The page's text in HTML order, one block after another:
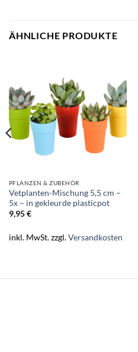
ÄHNLICHE PRODUKTE
PFLANZEN & ZUBEHÖR
Vetplanten-Mischung 5,5 cm –
5x – in gekleurde plasticpot
9,95€
inkl. MwSt.zzgl.Versandkosten